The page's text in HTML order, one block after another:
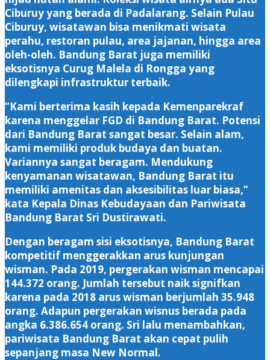
Ciburuy yang berada di Padalarang. Selain Pulau
Ciburuy, wisatawan bisa menikmati wisata
perahu, restoran pulau, area jajanan, hingga area
oleh-oleh. Bandung Barat juga memiliki
eksotisnya Curug Malela di Rongga yang
dilengkapi infrastruktur terbaik.
“Kami berterima kasih kepada Kemenparekraf
karena menggelar FGD di Bandung Barat. Potensi
dari Bandung Barat sangat besar. Selain alam,
kami memiliki produk budaya dan buatan.
Variannya sangat beragam. Mendukung
kenyamanan wisatawan, Bandung Barat itu
memiliki amenitas dan aksesibilitas luar biasa,”
kata Kepala Dinas Kebudayaan dan Pariwisata
Bandung Barat Sri Dustirawati.
Dengan beragam sisi eksotisnya, Bandung Barat
kompetitif menggerakkan arus kunjungan
wisman. Pada 2019, pergerakan wisman mencapai
144.372 orang. Jumlah tersebut naik signifkan
karena pada 2018 arus wisman berjumlah 35.948
orang. Adapun pergerakan wisnus berada pada
angka 6.386.654 orang. Sri lalu menambahkan,
pariwisata Bandung Barat akan cepat pulih
sepanjang masa New Normal.